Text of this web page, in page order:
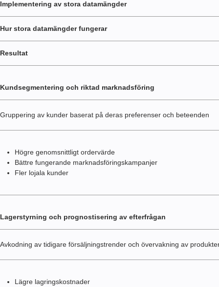
Implementering av stora datamängder
Hur stora datamängder fungerar
Resultat
Kundsegmentering och riktad marknadsföring
Gruppering av kunder baserat på deras preferenser och beteenden
Högre genomsnittligt ordervärde
Bättre fungerande marknadsföringskampanjer
Fler lojala kunder
Lagerstyrning och prognostisering av efterfrågan
Avkodning av tidigare försäljningstrender och övervakning av
Lägre lagringskostnader